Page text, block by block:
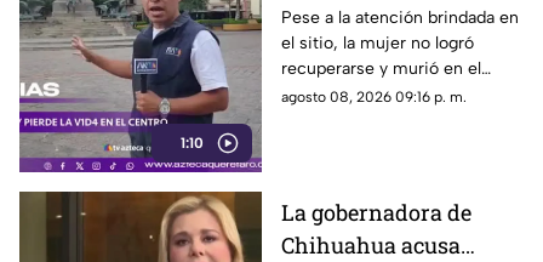
1:10
caminaba por el Centro
de Querétaro
Pese a la atención brindada en
el sitio, la mujer no logró
recuperarse y murió en el
lugar.
agosto 08, 2026 09:16 p. m.
La gobernadora de
Chihuahua acusa